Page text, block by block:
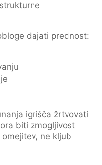
dajati prednost:
igrišča žrtvovati
biti zmogljivost
ne kljub